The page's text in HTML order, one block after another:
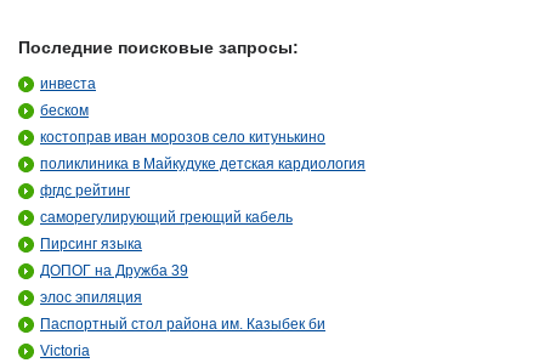
Последние поисковые запросы:
инвеста
беском
костоправ иван морозов село китунькино
поликлиника в Майкудуке детская кардиология
фгдс рейтинг
саморегулирующий греющий кабель
Пирсинг языка
ДОПОГ на Дружба 39
элос эпиляция
Паспортный стол района им. Казыбек би
Victoria